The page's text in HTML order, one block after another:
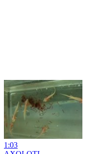
1:03